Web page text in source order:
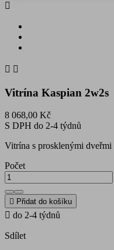

 
Vitrína Kaspian 2w2s
8 068,00 Kč
S DPH do 2-4 týdnů
Vitrína s prosklenými dveřmi
Počet
 Přidat do košíku
 do 2-4 týdnů
Sdílet